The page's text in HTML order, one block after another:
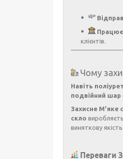
клієнтів.
Чому
Навіть
подвійний шар
Захисне М'яке
скло
виняткову
Переваги